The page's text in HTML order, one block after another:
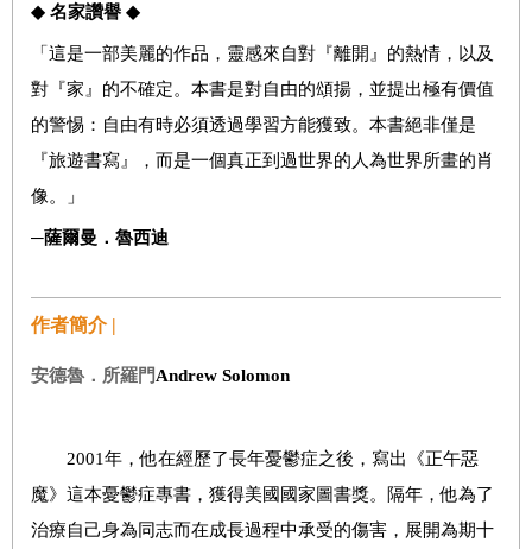
◆ 名家讚譽 ◆
「這是一部美麗的作品，靈感來自對 『離開 』 的熱情，以及
對 『家 』 的不確定。本書是對自由的頌揚，並提出極有價值
的警惕：自由有時必須透過學習方能獲致。本書絕非僅是
『旅遊書寫 』
，而是一個真正到過世界的人為世界所畫的肖
像。」
─薩爾曼 ． 魯西迪
作者簡介 |
安德魯．所羅門Andrew Solomon
2001年，他在經歷了長年憂鬱症之後，寫出《正午惡
魔》這本憂鬱症專書，獲得美國國家圖書獎。隔年，他為了
治療自己身為同志而在成長過程中承受的傷害，展開為期十